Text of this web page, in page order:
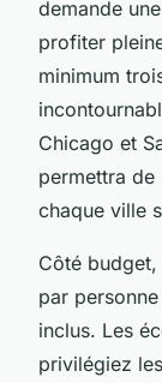
demande une
profiter
minimum
Chicago et
permettra
chaque ville
Côté
par
inclus. Les
privilégiez